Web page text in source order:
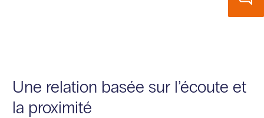
Une relation basée sur l’écoute et
la proximité